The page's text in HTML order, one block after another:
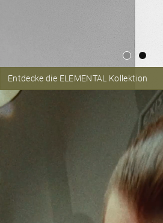
Entdecke die ELEMENTAL Kollektion